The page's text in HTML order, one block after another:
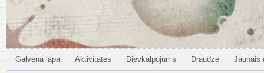
Galvenā lapa Aktivitātes Dievkalpojums Draudze Jaunais